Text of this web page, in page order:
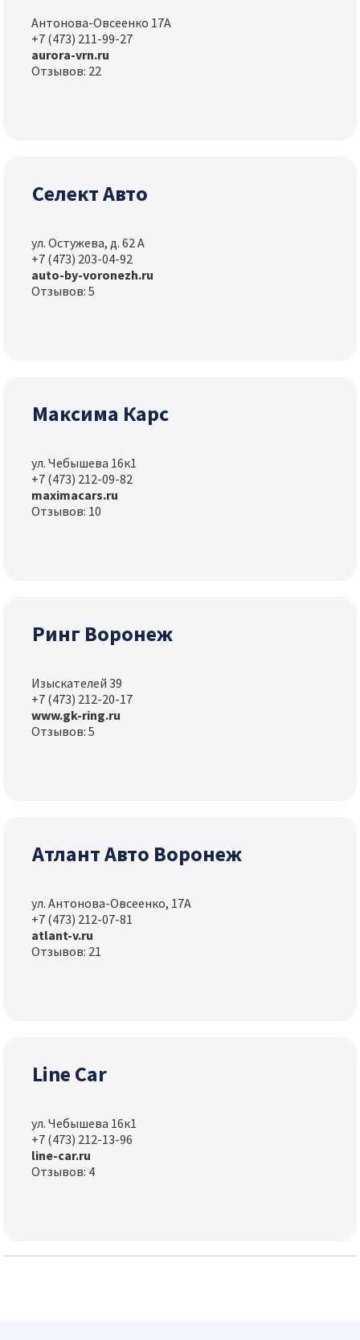
Антонова-Овсеенко 17А
+7 (473) 211-99-27
aurora-vrn.ru
Отзывов: 22
Селект Авто
ул. Остужева, д. 62 А
+7 (473) 203-04-92
auto-by-voronezh.ru
Отзывов: 5
Максима Карс
ул. Чебышева 16к1
+7 (473) 212-09-82
maximacars.ru
Отзывов: 10
Ринг Воронеж
Изыскателей 39
+7 (473) 212-20-17
www.gk-ring.ru
Отзывов: 5
Атлант Авто Воронеж
ул. Антонова-Овсеенко, 17А
+7 (473) 212-07-81
atlant-v.ru
Отзывов: 21
Line Car
ул. Чебышева 16к1
+7 (473) 212-13-96
line-car.ru
Отзывов: 4